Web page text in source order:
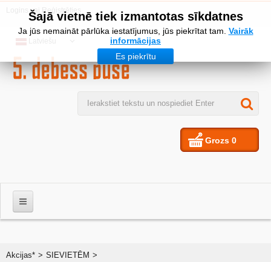
Šajā vietnē tiek izmantotas sīkdatnes
Ja jūs nemaināt pārlūka iestatījumus, jūs piekrītat tam. Vairāk
informācijas
Es piekrītu
vai Reģistrēties
Grozs 0
Akcijas* > SIEVIETĒM >